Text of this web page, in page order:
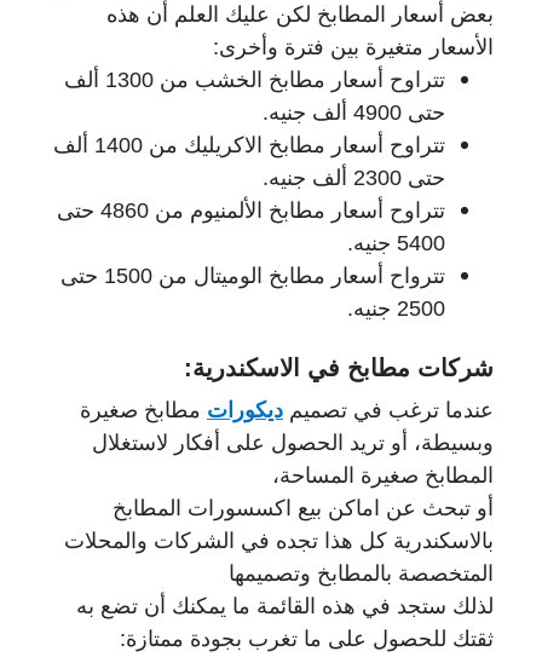
بعض أسعار المطابخ لكن عليك العلم أن هذه
الأسعار متغيرة بين فترة وأخرى:
تتراوح أسعار مطابخ الخشب من 1300 ألف
حتى 4900 ألف جنيه.
تتراوح أسعار مطابخ الاكريليك من 1400 ألف
حتى 2300 ألف جنيه.
تتراوح أسعار مطابخ الألمنيوم من 4860 حتى
5400 جنيه.
تترواح أسعار مطابخ الوميتال من 1500 حتى
2500 جنيه.
شركات مطابخ في الاسكندرية:
عندما ترغب في تصميم ديكورات مطابخ صغيرة
وبسيطة، أو تريد الحصول على أفكار لاستغلال
المطابخ صغيرة المساحة،
أو تبحث عن اماكن بيع اكسسورات المطابخ
بالاسكندرية كل هذا تجده في الشركات والمحلات
المتخصصة بالمطابخ وتصميمها
لذلك ستجد في هذه القائمة ما يمكنك أن تضع به
ثقتك للحصول على ما تغرب بجودة ممتازة: